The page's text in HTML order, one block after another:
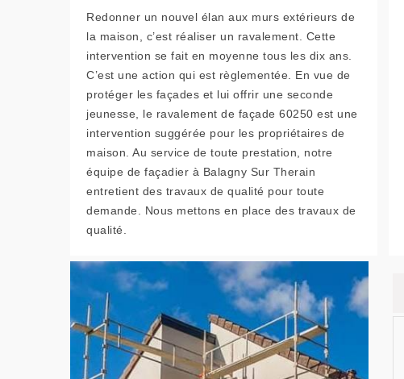
Redonner un nouvel élan aux murs extérieurs de
la maison, c’est réaliser un ravalement. Cette
intervention se fait en moyenne tous les dix ans.
C’est une action qui est règlementée. En vue de
protéger les façades et lui offrir une seconde
jeunesse, le ravalement de façade 60250 est une
intervention suggérée pour les propriétaires de
maison. Au service de toute prestation, notre
équipe de façadier à Balagny Sur Therain
entretient des travaux de qualité pour toute
demande. Nous mettons en place des travaux de
qualité.